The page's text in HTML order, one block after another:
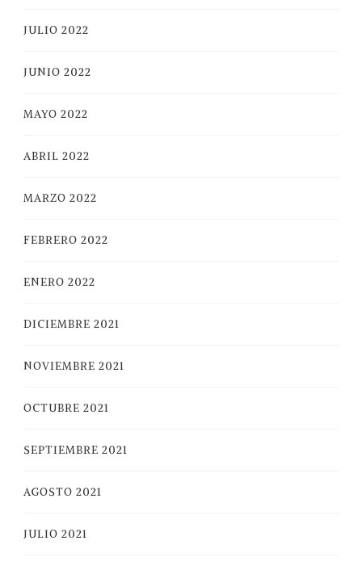
JULIO 2022
JUNIO 2022
MAYO 2022
ABRIL 2022
MARZO 2022
FEBRERO 2022
ENERO 2022
DICIEMBRE 2021
NOVIEMBRE 2021
OCTUBRE 2021
SEPTIEMBRE 2021
AGOSTO 2021
JULIO 2021